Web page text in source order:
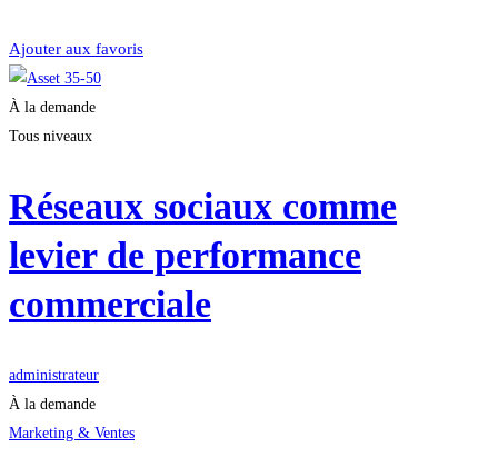
Ajouter aux favoris
À la demande
Tous niveaux
Réseaux sociaux comme
levier de performance
commerciale
administrateur
À la demande
Marketing & Ventes